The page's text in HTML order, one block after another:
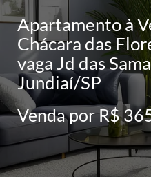
Apartamento à
Chácara das
vaga Jd das
Jundiaí/SP
Venda por R$